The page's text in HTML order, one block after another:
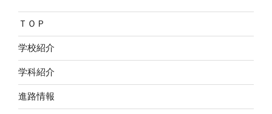
ＴＯＰ
学校紹介
学科紹介
進路情報